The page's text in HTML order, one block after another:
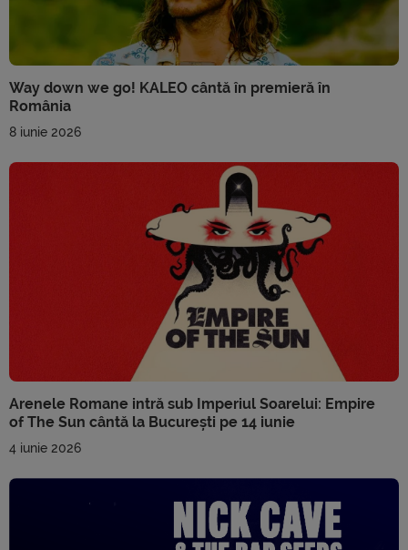
Way down we go! KALEO cântă în premieră în
România
8 iunie 2026
Arenele Romane intră sub Imperiul Soarelui: Empire
of The Sun cântă la București pe 14 iunie
4 iunie 2026